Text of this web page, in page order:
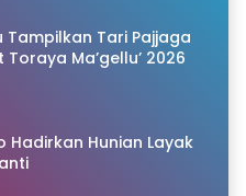
Tampilkan Tari Pajjaga
Toraya Ma’gellu’ 2026
Hadirkan Hunian Layak